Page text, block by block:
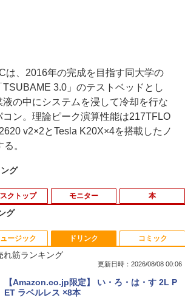
、2016年の完成を目指す同大学の
3.0」のテストベッドとし
の中にシステムを浸して冷却を行な
コン。理論ピーク演算性能は217TFLO
v2×2とTesla K20X×4を搭載したノ
。
グ
クトップ モニター
PHILIPS 241V8 LED液晶モニター 23.8
インチワイド ブラック 1920×1080 （フ
ルHD）16:9 IPSパネル 非光沢 ノングレ
ア 液晶ディスプレイ HDMI VGA VESA準
拠 PS4 switch 対応 スイッチ 【中古】
本
ギルティサークル（21） 【電子書籍】[
山本やみー ]
￥792
グ
Anker Soundcore P40i オフホワイト
ュージック
BRUCE WAYNE feat. Flo Milli, ATL Jacob
[Explicit]
ドリンク
れ筋ランキング
更新日時：2026/08/08 00:06
【Amazon.co.jp限定】 い・ろ・は・す 2L P
ET ラベルレス ×8本
コミック